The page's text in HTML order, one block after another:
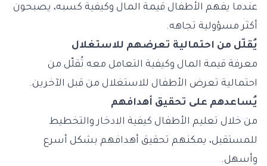
عندما يفهم الأطفال قيمة المال وكيفية كسبه، يصبحون
أكثر مسؤولية تجاهه.
يُقلّل من احتمالية تعرضهم للاستغلال
معرفة قيمة المال وكيفية التعامل معه تُقلّل من
احتمالية تعرض الأطفال للاستغلال من قبل الآخرين.
يُساعدهم على تحقيق أهدافهم
من خلال تعليم الأطفال كيفية الادخار والتخطيط
للمستقبل، يمكنهم تحقيق أهدافهم بشكل أسرع
وأسهل.